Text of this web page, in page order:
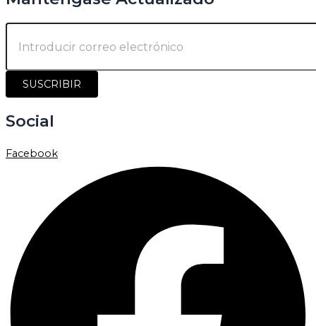
SUSCRIBIR
Social
Facebook